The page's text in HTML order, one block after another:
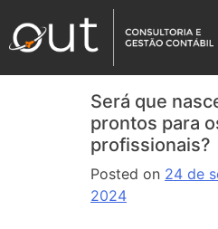
Será que
prontos para
profissionais?
Posted on 24 de
2024